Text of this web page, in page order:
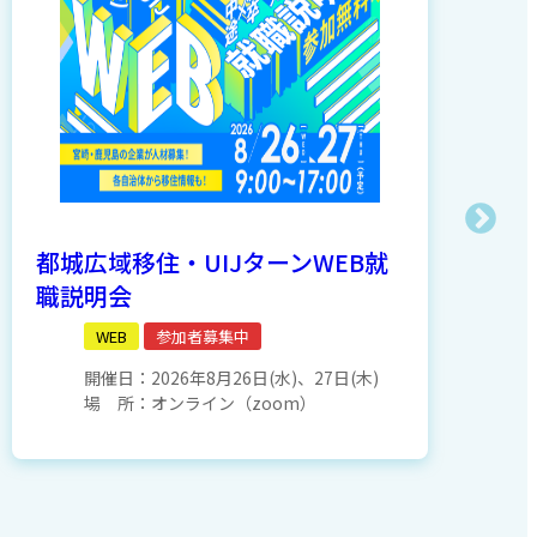
都城広域移住・UIJターンWEB就
職説明会
WEB 参加者募集中
開催日： 2026年8月26日(水)、27日(木)
場 所： オンライン（zoom）